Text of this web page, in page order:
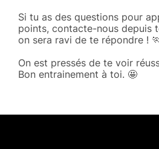
Si tu as des questions pour
points, contacte-nous depuis
on sera ravi de te répondre ! 🏃
On est pressés de te voir
Bon entrainement à toi. 🤩